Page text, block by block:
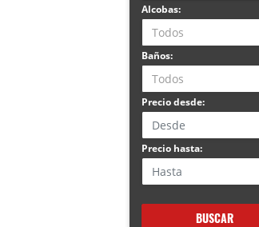
Alcobas:
Todos
Baños:
Todos
Precio desde:
Precio hasta:
BUSCAR